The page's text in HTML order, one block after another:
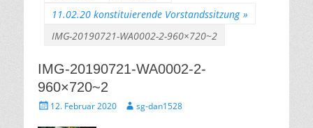
11.02.20 konstituierende Vorstandssitzung »
IMG-20190721-WA0002-2-960×720~2
IMG-20190721-WA0002-2-
960×720~2
Gepostet
12. Februar 2020 Autorsg-dan1528